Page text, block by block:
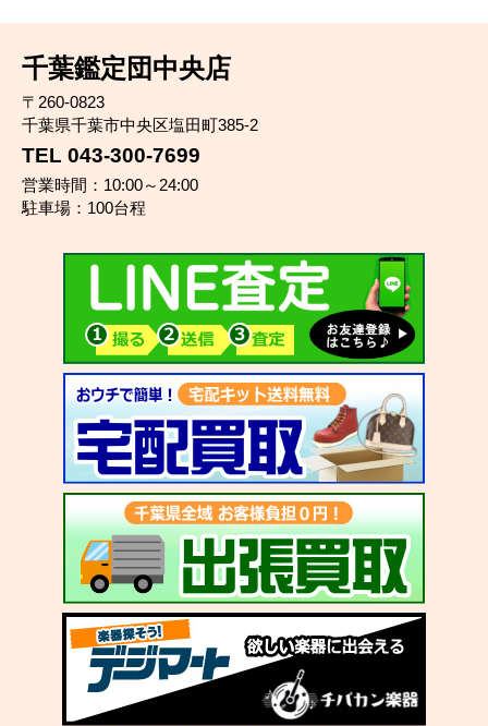
千葉鑑定団中央店
〒260-0823
千葉県千葉市中央区塩田町385-2
TEL 043-300-7699
営業時間：10:00～24:00
駐車場：100台程